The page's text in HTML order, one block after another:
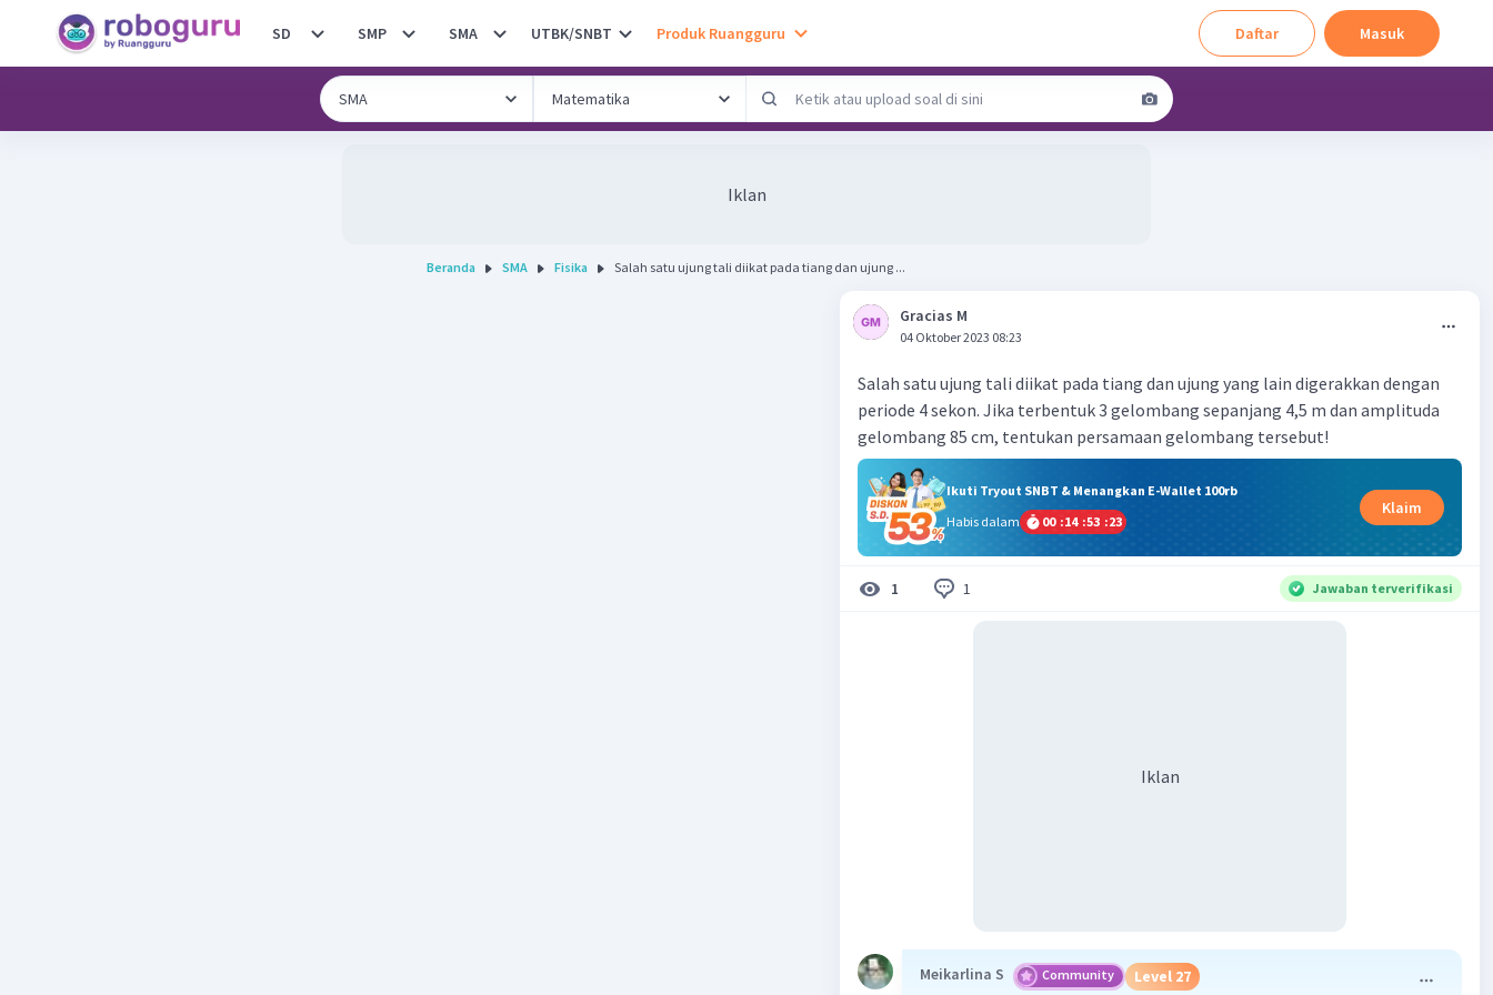
SD SMP SMA UTBK/SNBT Produk Ruangguru Daftar Masuk
Iklan
Beranda SMA Fisika Salah satu ujung tali diikat pada tiang dan ujung ...
Gracias M
04 Oktober 2023 08:23
Salah satu ujung tali diikat pada tiang dan ujung yang lain digerakkan dengan
periode 4 sekon. Jika terbentuk 3 gelombang sepanjang 4,5 m dan amplituda
gelombang 85 cm, tentukan persamaan gelombang tersebut!
Ikuti Tryout SNBT & Menangkan E-Wallet 100rb
Habis dalam
00 :14 :53 :22
Klaim
1 1 Jawaban terverifikasi
Iklan
Meikarlina S Community Level 27